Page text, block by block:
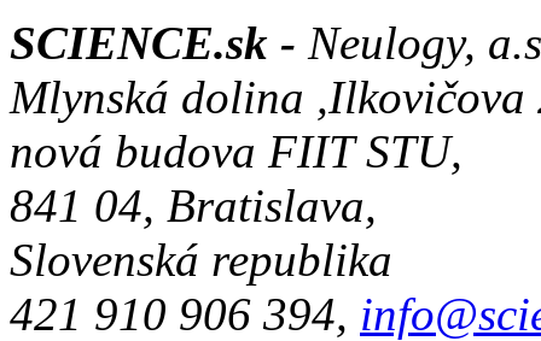
SCIENCE.sk - Neulogy,
Mlynská dolina ,Ilkovičova
nová budova FIIT STU,
841 04, Bratislava,
Slovenská republika
421 910 906 394,